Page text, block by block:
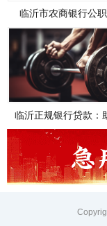
临沂市农商银行公
款，临沂市农商银行
贷款政策
临沂正规银行贷款：
如何帮您轻松解决